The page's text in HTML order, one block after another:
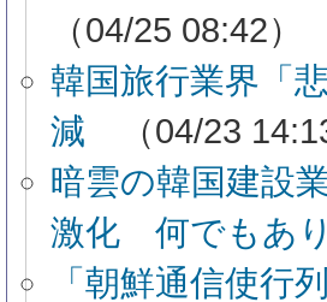
（04/25 08:42）
韓国旅行業界「
減
（04/23
暗雲の韓国建設
激化 何でもあ
「朝鮮通信使